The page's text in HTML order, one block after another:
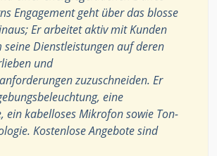
Engagement geht über das blosse
Er arbeitet aktiv mit Kunden
Dienstleistungen auf deren
und
zuzuschneiden. Er
eine
ein kabelloses Mikrofon sowie Ton-
Kostenlose Angebote sind